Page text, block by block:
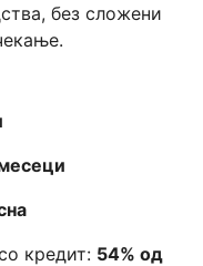
без сложени
кредит: 54% од